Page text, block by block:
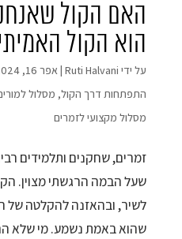
האם הקול
הוא הקול האמיתי
על ידי Ruti Halvani
|אפר 16, 2024
התפתחות דרך הקול, מסלול
מסלול מקצועי לזמרים
זמרים, שחקנים ותלמידים
שעל הבמה הרגשתי מצוין.
לשיר, ובהאזנה להקלטה של
שהוא באמת נשמע. מי שלא